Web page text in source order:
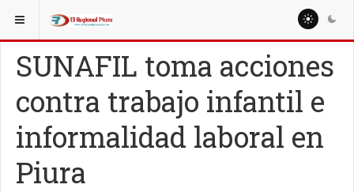
ESTÁ AQUÍ: REGIÓN PIURA
SUNAFIL toma acciones
contra trabajo infantil e
informalidad laboral en
Piura